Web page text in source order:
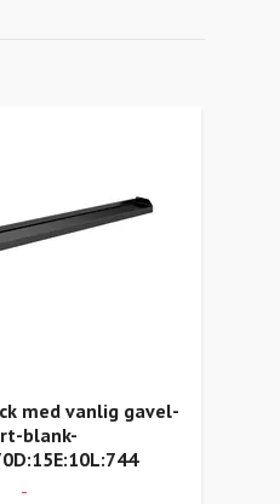
med vanlig gavel-
blank-
-